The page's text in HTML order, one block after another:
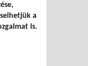
a
is.